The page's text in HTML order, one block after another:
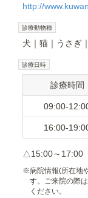
http://
診療動物種
犬 猫 うさぎ
診療日時
診療時間
09:00-
16:00-
△15:00～17:00
※病院情報(所在地
す。ご来院の際
ください。